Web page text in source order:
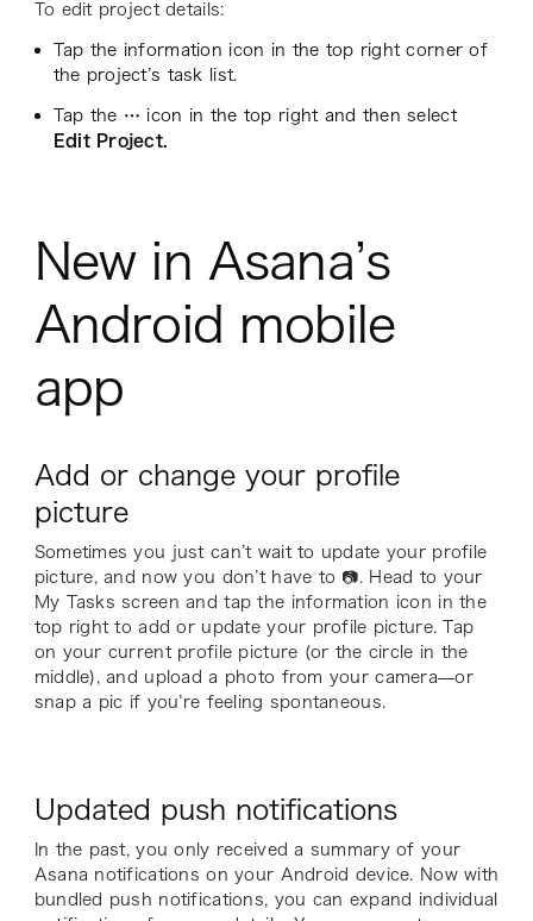
To edit project details:
Tap the information icon in the top right corner of
the project’s task list.
Tap the … icon in the top right and then select
Edit Project.
New in Asana’s
Android mobile
app
Add or change your profile
picture
Sometimes you just can’t wait to update your profile
picture, and now you don’t have to 📷. Head to your
My Tasks screen and tap the information icon in the
top right to add or update your profile picture. Tap
on your current profile picture (or the circle in the
middle), and upload a photo from your camera—or
snap a pic if you’re feeling spontaneous.
Updated push notifications
In the past, you only received a summary of your
Asana notifications on your Android device. Now with
bundled push notifications, you can expand individual